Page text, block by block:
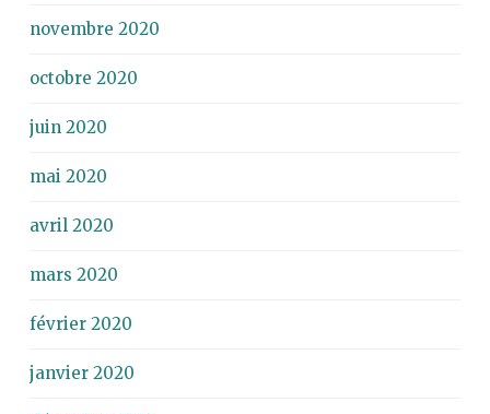
novembre 2020
octobre 2020
juin 2020
mai 2020
avril 2020
mars 2020
février 2020
janvier 2020